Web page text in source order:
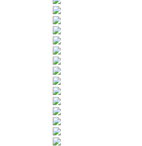
Sportangebot
Ergebnisse
Jugendschutz